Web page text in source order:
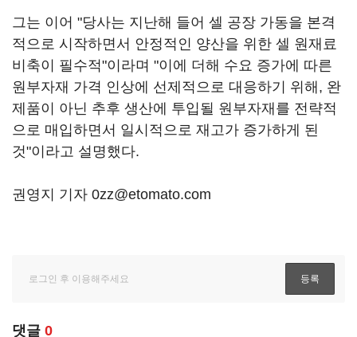
그는 이어 "당사는 지난해 들어 셀 공장 가동을 본격
적으로 시작하면서 안정적인 양산을 위한 셀 원재료
비축이 필수적"이라며 "이에 더해 수요 증가에 따른
원부자재 가격 인상에 선제적으로 대응하기 위해, 완
제품이 아닌 추후 생산에 투입될 원부자재를 전략적
으로 매입하면서 일시적으로 재고가 증가하게 된
것"이라고 설명했다.
권영지 기자 0zz@etomato.com
댓글 0